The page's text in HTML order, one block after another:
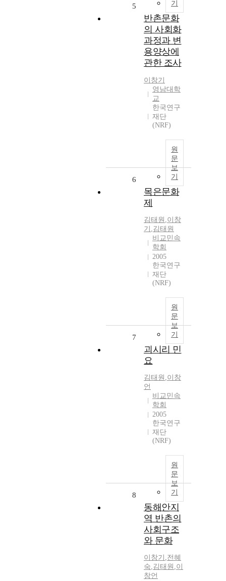
기
5
반촌문화
의 사회화
과정과 변
용양상에
관한 조사
이창기
영남대학
교
한국연구
재단
(NRF)
원
문
보
기
6
목은문화
제
김태원 ,이창
기 ,김태원
비교민속
학회
2005
한국연구
재단
(NRF)
원
문
보
기
7
괴시리 민
요
김태원 ,이창
언
비교민속
학회
2005
한국연구
재단
(NRF)
원
문
보
기
8
동해안지
역 반촌의
사회구조
와 문화
이창기 ,전혜
숙,김태원 ,이
창언